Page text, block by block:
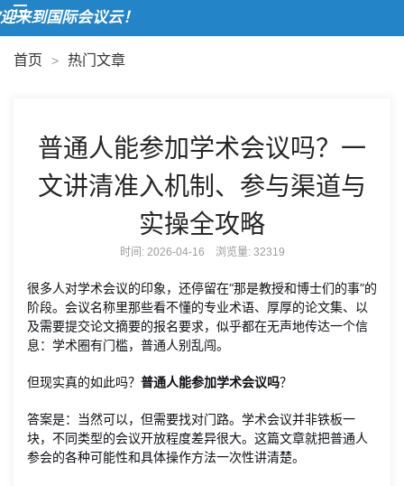
到国际会议云！
首页 > 热门文章
普通人能参加学术会议吗？一
文讲清准入机制、参与渠道与
实操全攻略
时间: 2026-04-16 浏览量: 32319
很多人对学术会议的印象，还停留在“那是教授和博士们的事”的
阶段。会议名称里那些看不懂的专业术语、厚厚的论文集、以
及需要提交论文摘要的报名要求，似乎都在无声地传达一个信
息：学术圈有门槛，普通人别乱闯。
但现实真的如此吗？ 普通人能参加学术会议吗？
答案是：当然可以，但需要找对门路。学术会议并非铁板一
块，不同类型的会议开放程度差异很大。这篇文章就把普通人
参会的各种可能性和具体操作方法一次性讲清楚。